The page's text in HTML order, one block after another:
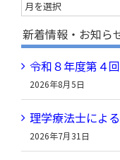
ア
ー
カ
イ
ブ
新着情報・お知ら
令和８年度第４
2026年8月5日
理学療法士によ
2026年7月31日